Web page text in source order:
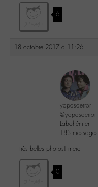
6
18 octobre 2017 à 11:26
yapasderror
@yapasderror
Labohémien
183 messages
très belles photos! merci
0